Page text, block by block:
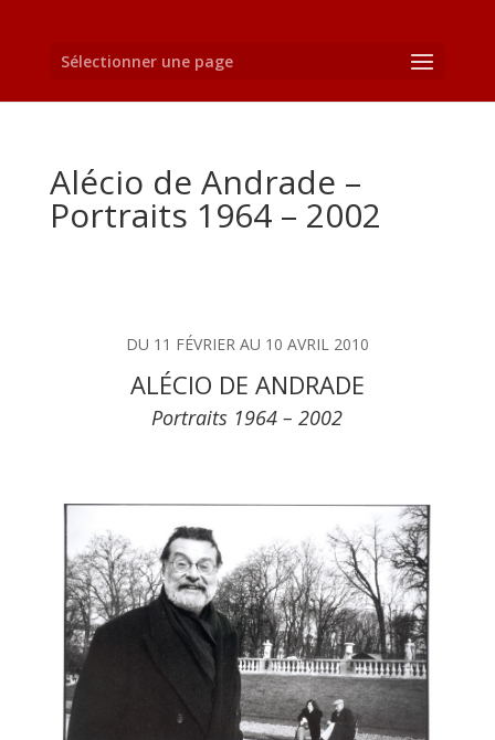
Sélectionner une page
Alécio de Andrade –
Portraits 1964 – 2002
DU 11 FÉVRIER AU 10 AVRIL 2010
ALÉCIO DE ANDRADE
Portraits 1964 – 2002